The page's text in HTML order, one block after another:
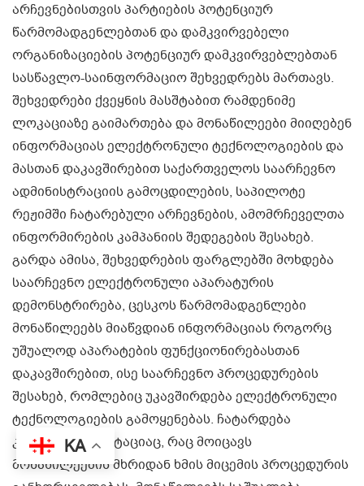
არჩევნებისთვის პარტიების პოტენციურ
წარმომადგენლებთან და დამკვირვებელი
ორგანიზაციების პოტენციურ დამკვირვებლებთან
სასწავლო-საინფორმაციო შეხვედრებს მართავს.
შეხვედრები ქვეყნის მასშტაბით რამდენიმე
ლოკაციაზე გაიმართება და მონაწილეები მიიღებენ
ინფორმაციას ელექტრონული ტექნოლოგიების და
მასთან დაკავშირებით საქართველოს საარჩევნო
ადმინისტრაციის გამოცდილების, საპილოტე
რეჟიმში ჩატარებული არჩევნების, ამომრჩეველთა
ინფორმირების კამპანიის შედეგების შესახებ.
გარდა ამისა, შეხვედრების ფარგლებში მოხდება
საარჩევნო ელექტრონული აპარატურის
დემონსტრირება, ცესკოს წარმომადგენლები
მონაწილეებს მიაწვდიან ინფორმაციას როგორც
უშუალოდ აპარატების ფუნქციონირებასთან
დაკავშირებით, ისე საარჩევნო პროცედურების
შესახებ, რომლებიც უკავშირდება ელექტრონული
ტექნოლოგიების გამოყენებას. ჩატარდება
კენჭისყრის იმიტაციაც, რაც მოიცავს
მონაწილეების მხრიდან ხმის მიცემის პროცედურის
KA